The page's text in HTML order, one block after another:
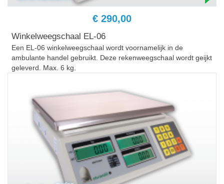
€ 290,00
Winkelweegschaal EL-06
Een EL-06 winkelweegschaal wordt voornamelijk in de
ambulante handel gebruikt. Deze rekenweegschaal wordt geijkt
geleverd. Max. 6 kg.